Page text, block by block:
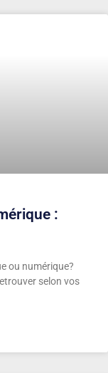
:
ou numérique?
selon vos